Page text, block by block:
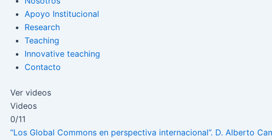
Apoyo Institucional
Research
Teaching
Innovative teaching
Contacto
Ver videos
Videos
0/11
“Los Global Commons en perspectiva internacional”. D. Alberto